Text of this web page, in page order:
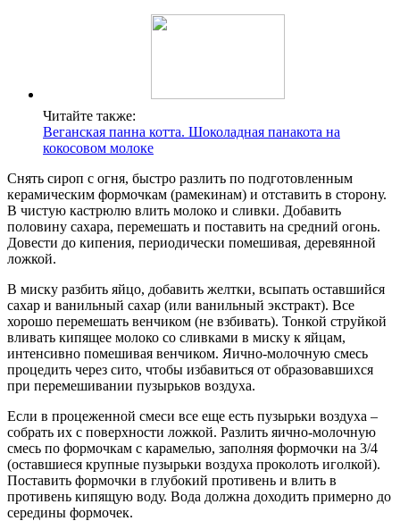
Читайте также:
Веганская панна котта. Шоколадная панакота на
кокосовом молоке
Снять сироп с огня, быстро разлить по подготовленным
керамическим формочкам (рамекинам) и отставить в сторону.
В чистую кастрюлю влить молоко и сливки. Добавить
половину сахара, перемешать и поставить на средний огонь.
Довести до кипения, периодически помешивая, деревянной
ложкой.
В миску разбить яйцо, добавить желтки, всыпать оставшийся
сахар и ванильный сахар (или ванильный экстракт). Все
хорошо перемешать венчиком (не взбивать). Тонкой струйкой
вливать кипящее молоко со сливками в миску к яйцам,
интенсивно помешивая венчиком. Яично-молочную смесь
процедить через сито, чтобы избавиться от образовавшихся
при перемешивании пузырьков воздуха.
Если в процеженной смеси все еще есть пузырьки воздуха –
собрать их с поверхности ложкой. Разлить яично-молочную
смесь по формочкам с карамелью, заполняя формочки на 3/4
(оставшиеся крупные пузырьки воздуха проколоть иголкой).
Поставить формочки в глубокий противень и влить в
противень кипящую воду. Вода должна доходить примерно до
середины формочек.